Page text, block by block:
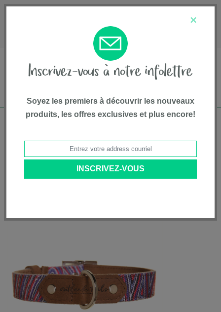
1-800-667-8184
de 75$*
Accueil •Articles Pour Animaux•Collier Et Laisse• Collier en cuir, moyen
×
Soyez les premiers à découvrir les nouveaux
produits, les offres exclusives et plus encore!